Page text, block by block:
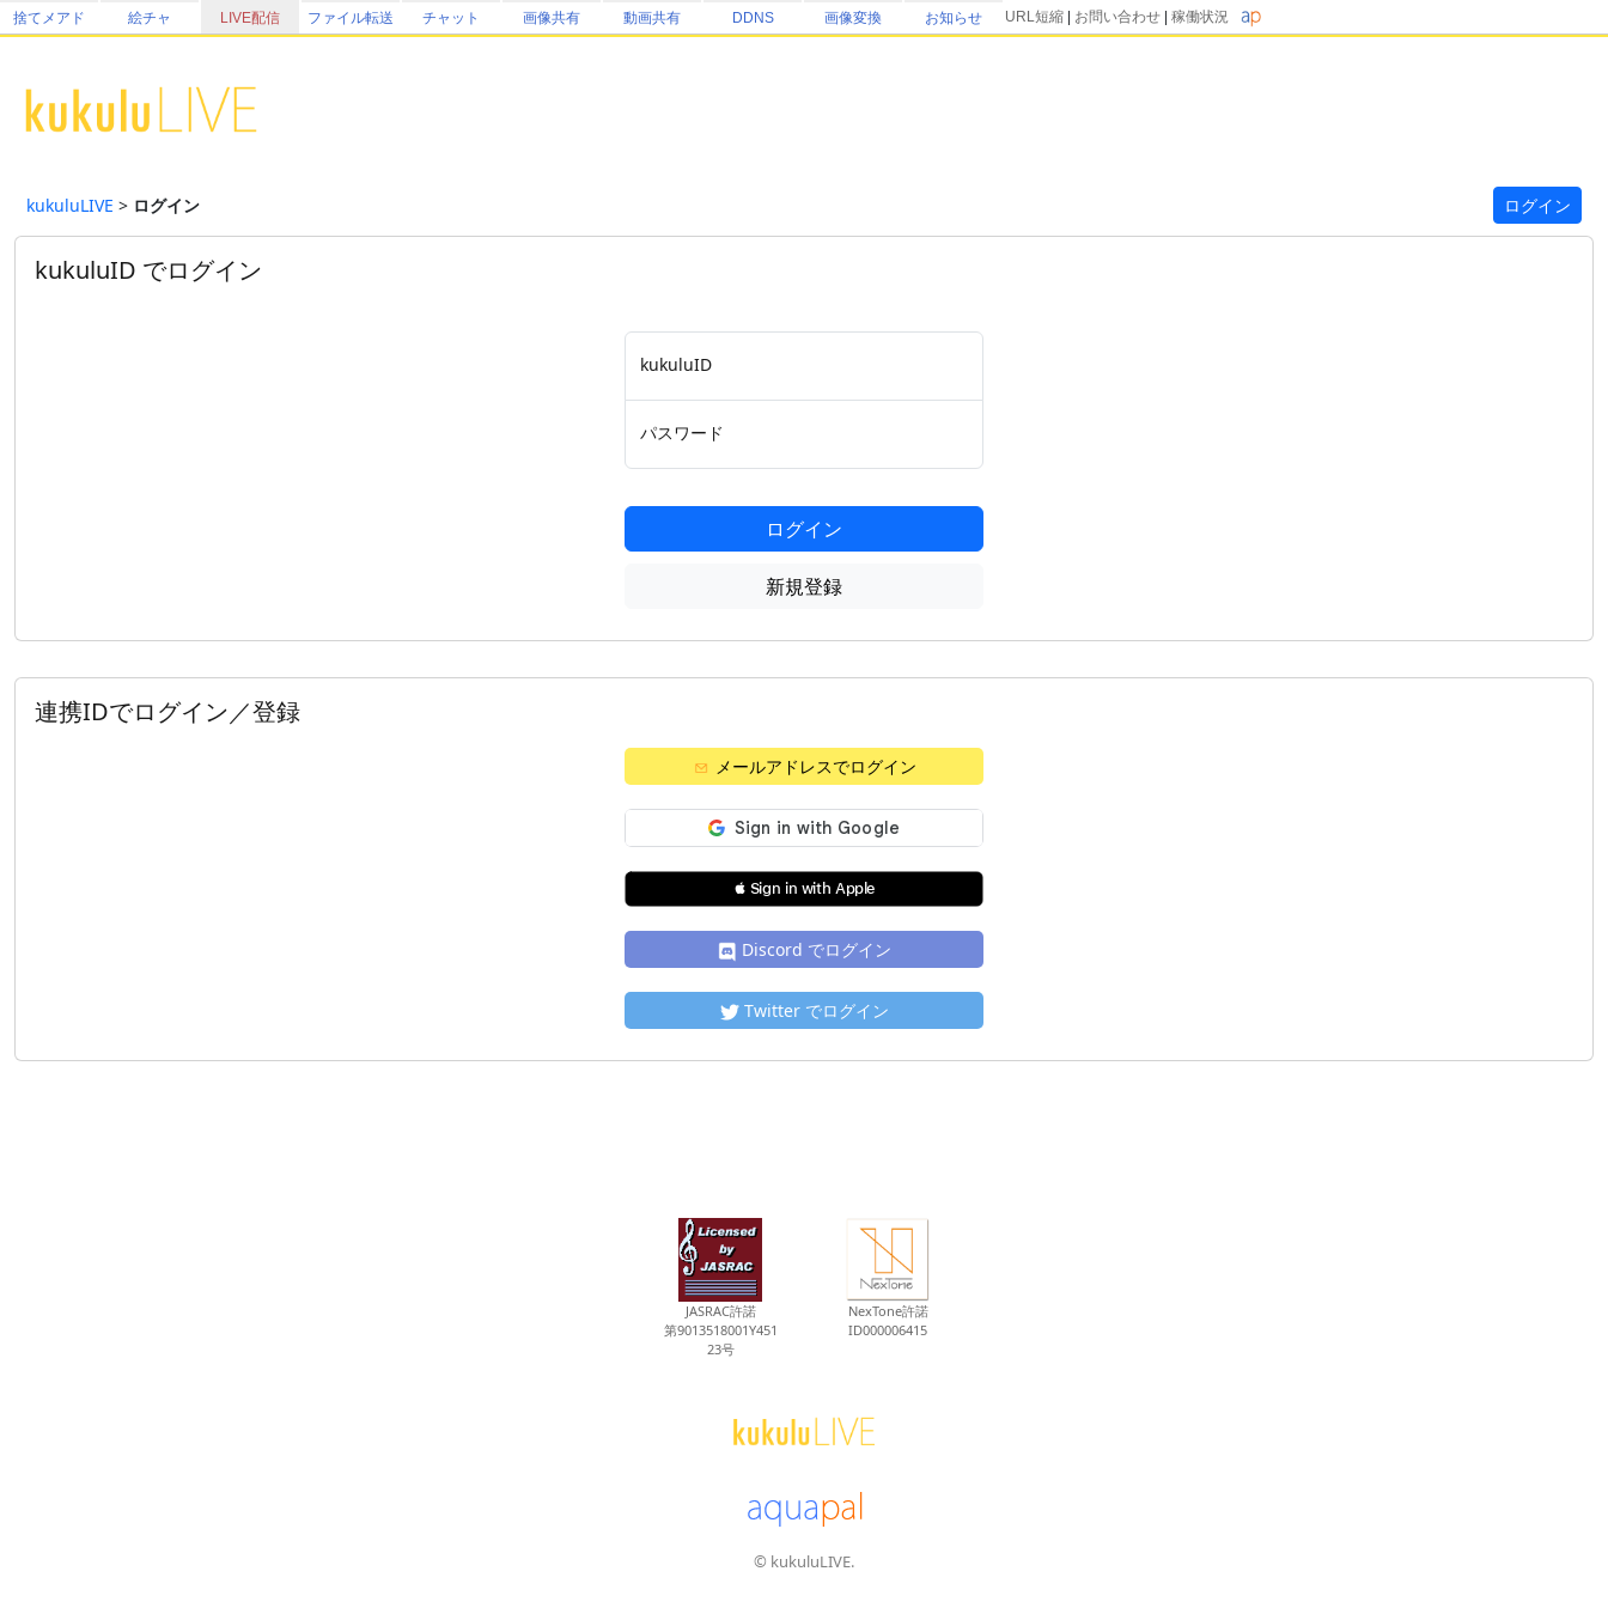
捨てメアド 絵チャ LIVE配信 ファイル転送 チャット 画像共有 動画共有 DDNS 画像変換 お知らせ URL短縮 お問い合わせ 稼働状況
kukuluLIVE > ログイン ログイン
kukuluID でログイン
kukuluID
パスワード
ログイン
新規登録
連携IDでログイン／登録
メールアドレスでログイン
 Sign in with Apple
Discord でログイン
Twitter でログイン
JASRAC許諾
第9013518001Y451
23号
NexTone許諾
ID000006415
© kukuluLIVE.